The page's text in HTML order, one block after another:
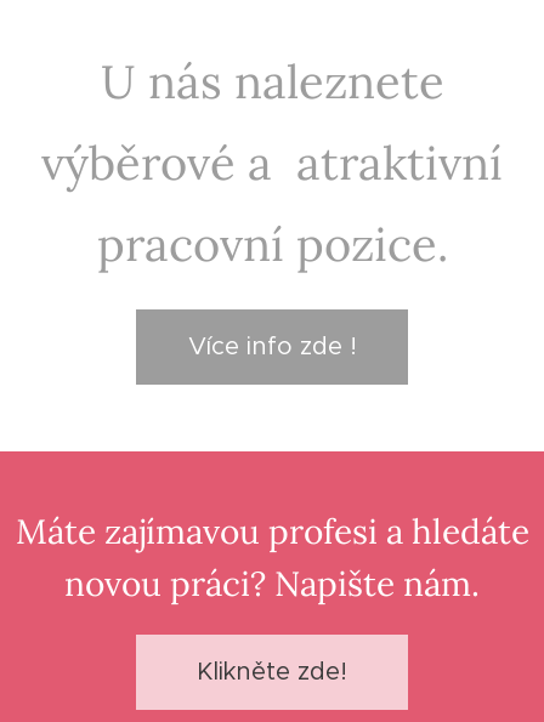
U nás naleznete
výběrové a atraktivní
pracovní pozice.
Více info zde !
Máte zajímavou profesi a hledáte
novou práci? Napište nám.
Klikněte zde!